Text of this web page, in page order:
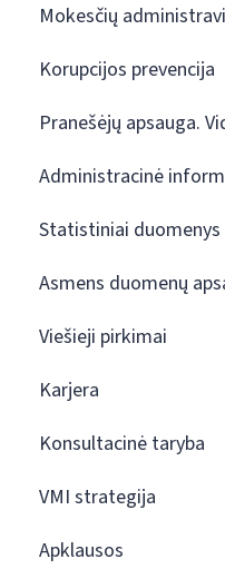
Mokesčių
Korupcijos prevencija
Pranešėjų apsauga.
Administracinė
Statistiniai duomenys
Asmens duomenų
Viešieji pirkimai
Karjera
Konsultacinė taryba
VMI strategija
Apklausos